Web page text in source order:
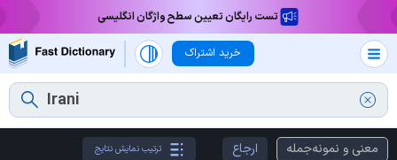
تست رایگان تعیین سطح واژگان انگلیسی
خرید اشتراک
معنی و نمونه‌جمله ارجاع ترتیب نمایش نتایج